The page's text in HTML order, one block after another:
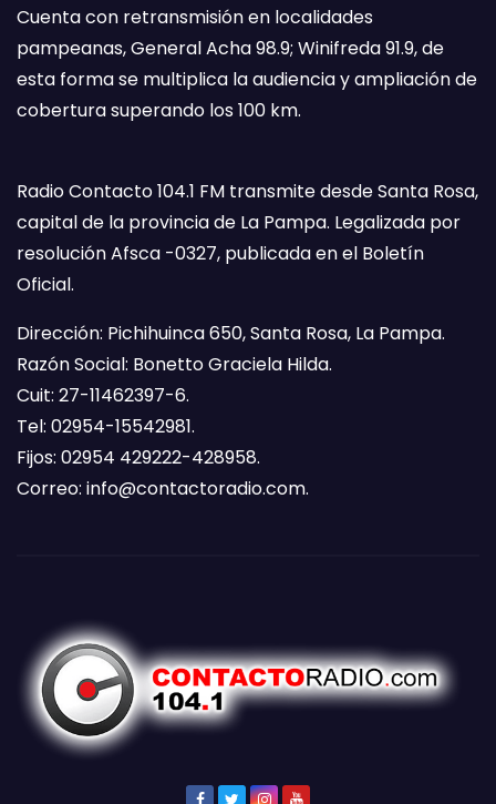
Cuenta con retransmisión en localidades
pampeanas, General Acha 98.9; Winifreda 91.9, de
esta forma se multiplica la audiencia y ampliación de
cobertura superando los 100 km.
Radio Contacto 104.1 FM transmite desde Santa Rosa,
capital de la provincia de La Pampa. Legalizada por
resolución Afsca -0327, publicada en el Boletín
Oficial.
Dirección: Pichihuinca 650, Santa Rosa, La Pampa.
Razón Social: Bonetto Graciela Hilda.
Cuit: 27-11462397-6.
Tel: 02954-15542981.
Fijos: 02954 429222-428958.
Correo: info@contactoradio.com.